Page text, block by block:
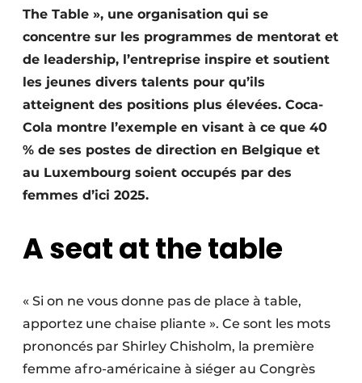
The Table », une organisation qui se
concentre sur les programmes de mentorat et
de leadership, l’entreprise inspire et soutient
les jeunes divers talents pour qu’ils
atteignent des positions plus élevées. Coca-
Cola montre l’exemple en visant à ce que 40
% de ses postes de direction en Belgique et
au Luxembourg soient occupés par des
femmes d’ici 2025.
A seat at the table
« Si on ne vous donne pas de place à table,
apportez une chaise pliante ». Ce sont les mots
prononcés par Shirley Chisholm, la première
femme afro-américaine à siéger au Congrès